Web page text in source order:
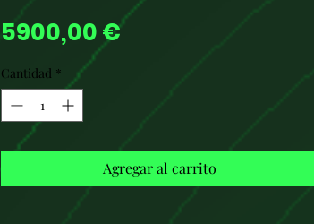
5900,00 €Precio
Cantidad *
Agregar al carrito